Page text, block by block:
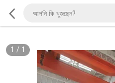
1 / 1